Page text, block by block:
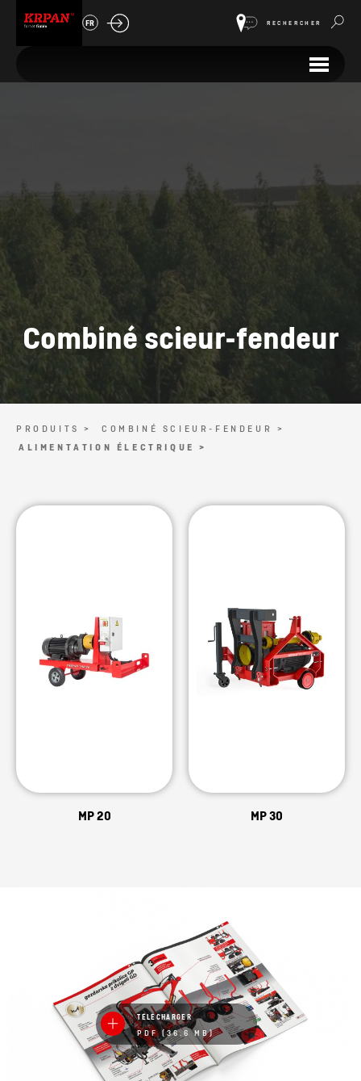
FR RECHERCHER
Combiné scieur-fendeur
PRODUITS >
COMBINÉ SCIEUR-FENDEUR >
ALIMENTATION ÉLECTRIQUE >
MP 20 MP 30
TÉLÉCHARGER
PDF (36.6 MB)